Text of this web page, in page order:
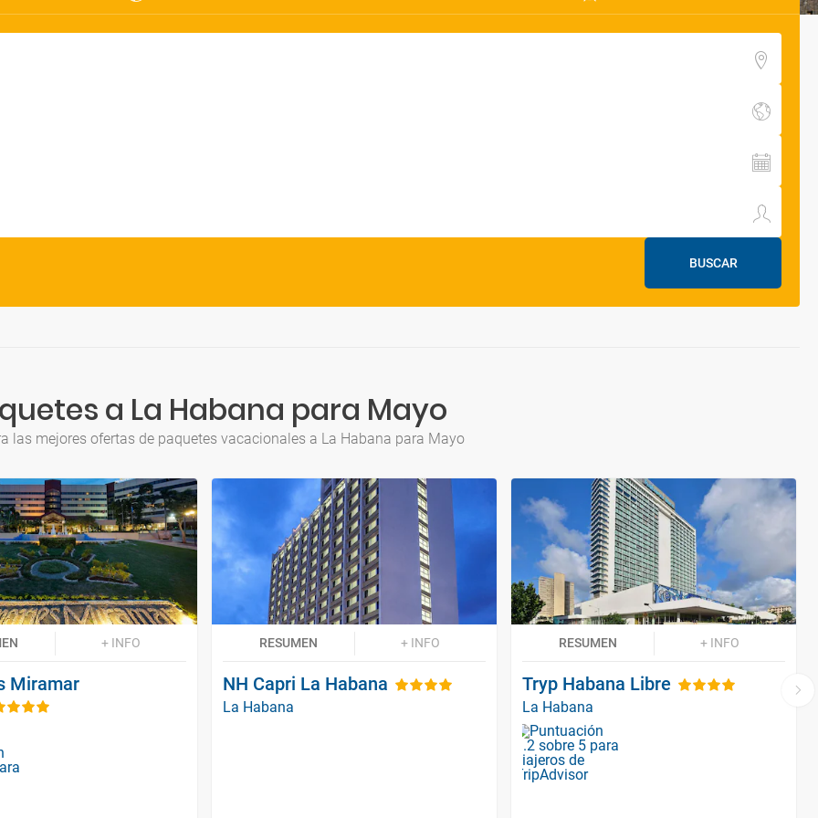
BUSCAR
a La Habana para Mayo
las mejores ofertas de paquetes vacacionales a La Habana para Mayo
+ INFO
Miramar
RESUMEN + INFO
NH Capri La Habana
La Habana
RESUMEN + INFO
Tryp Habana Libre
La Habana